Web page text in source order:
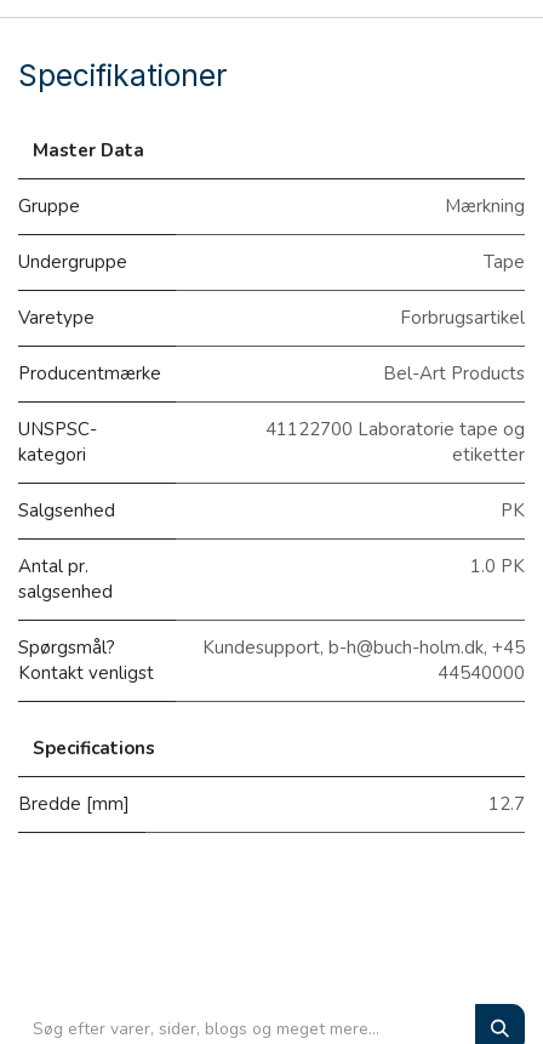
Specifikationer
Master Data
Gruppe Mærkning
Undergruppe Tape
Varetype Forbrugsartikel
Producentmærke Bel-Art Products
UNSPSC-
kategori
41122700 Laboratorie tape og
etiketter
Salgsenhed PK
Antal pr.
salgsenhed
1.0 PK
Spørgsmål?
Kontakt venligst
Kundesupport, b-h@buch-holm.dk, +45
44540000
Specifications
Bredde [mm] 12.7